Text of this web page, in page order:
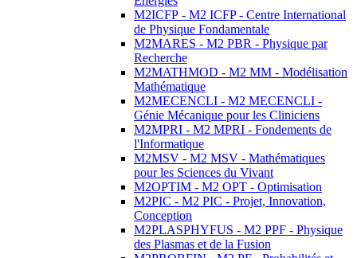
M2ICFP - M2 ICFP - Centre International
de Physique Fondamentale
M2MARES - M2 PBR - Physique par
Recherche
M2MATHMOD - M2 MM - Modélisation
Mathématique
M2MECENCLI - M2 MECENCLI -
Génie Mécanique pour les Cliniciens
M2MPRI - M2 MPRI - Fondements de
l'Informatique
M2MSV - M2 MSV - Mathématiques
pour les Sciences du Vivant
M2OPTIM - M2 OPT - Optimisation
M2PIC - M2 PIC - Projet, Innovation,
Conception
M2PLASPHYFUS - M2 PPF - Physique
des Plasmas et de la Fusion